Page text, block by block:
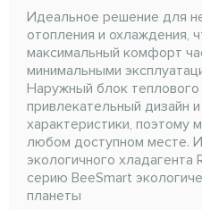
Идеальное решение для
отопления и охлаждения,
максимальный комфорт
минимальными
Наружный блок теплового
привлекательный дизайн
характеристики, поэтому
любом доступном месте.
экологичного хладагента
серию BeeSmart
планеты